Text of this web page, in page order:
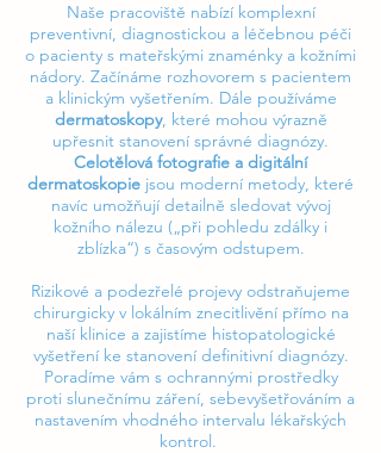
Naše pracoviště nabízí komplexní
preventivní, diagnostickou a léčebnou péči
o pacienty s mateřskými znaménky a kožními
nádory. Začínáme rozhovorem s pacientem
a klinickým vyšetřením. Dále používáme
dermatoskopy, které mohou výrazně
upřesnit stanovení správné diagnózy.
Celotělová fotografie a digitální
dermatoskopie jsou moderní metody, které
navíc umožňují detailně sledovat vývoj
kožního nálezu („při pohledu zdálky i
zblízka“) s časovým odstupem.
Rizikové a podezřelé projevy odstraňujeme
chirurgicky v lokálním znecitlivění přímo na
naší klinice a zajistíme histopatologické
vyšetření ke stanovení definitivní diagnózy.
Poradíme vám s ochrannými prostředky
proti slunečnímu záření, sebevyšetřováním a
nastavením vhodného intervalu lékařských
kontrol.